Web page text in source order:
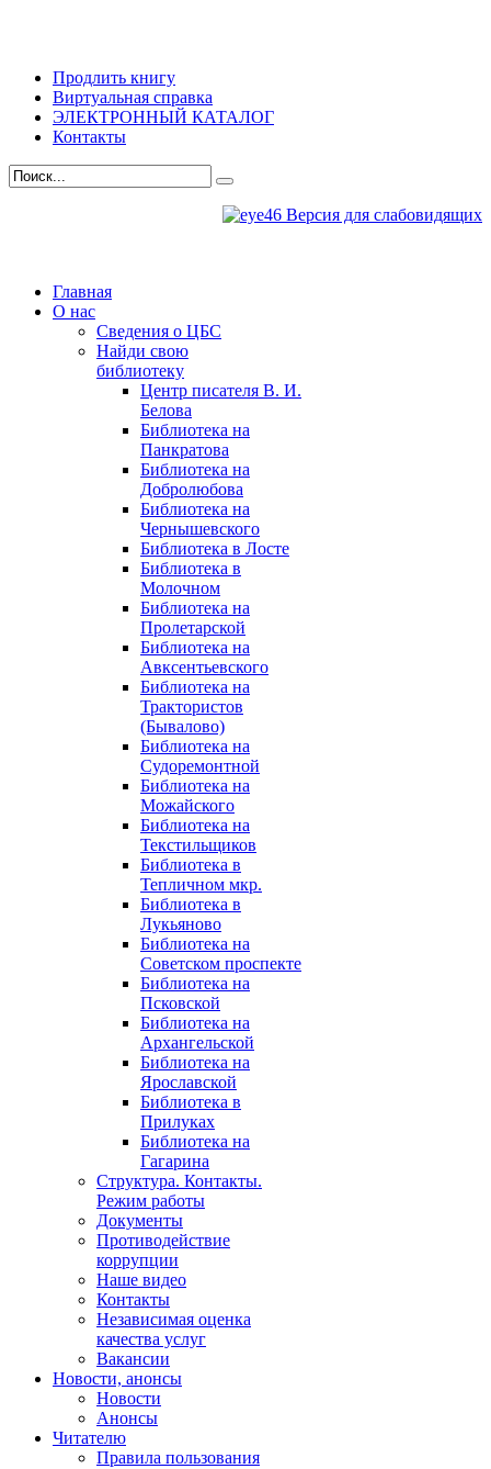
Продлить книгу
Виртуальная справка
ЭЛЕКТРОННЫЙ КАТАЛОГ
Контакты
Версия для слабовидящих
Главная
О нас
Сведения о ЦБС
Найди свою
библиотеку
Центр писателя В. И.
Белова
Библиотека на
Панкратова
Библиотека на
Добролюбова
Библиотека на
Чернышевского
Библиотека в Лосте
Библиотека в
Молочном
Библиотека на
Пролетарской
Библиотека на
Авксентьевского
Библиотека на
Трактористов
(Бывалово)
Библиотека на
Судоремонтной
Библиотека на
Можайского
Библиотека на
Текстильщиков
Библиотека в
Тепличном мкр.
Библиотека в
Лукьяново
Библиотека на
Советском проспекте
Библиотека на
Псковской
Библиотека на
Архангельской
Библиотека на
Ярославской
Библиотека в
Прилуках
Библиотека на
Гагарина
Структура. Контакты.
Режим работы
Документы
Противодействие
коррупции
Наше видео
Контакты
Независимая оценка
качества услуг
Вакансии
Новости, анонсы
Новости
Анонсы
Читателю
Правила пользования